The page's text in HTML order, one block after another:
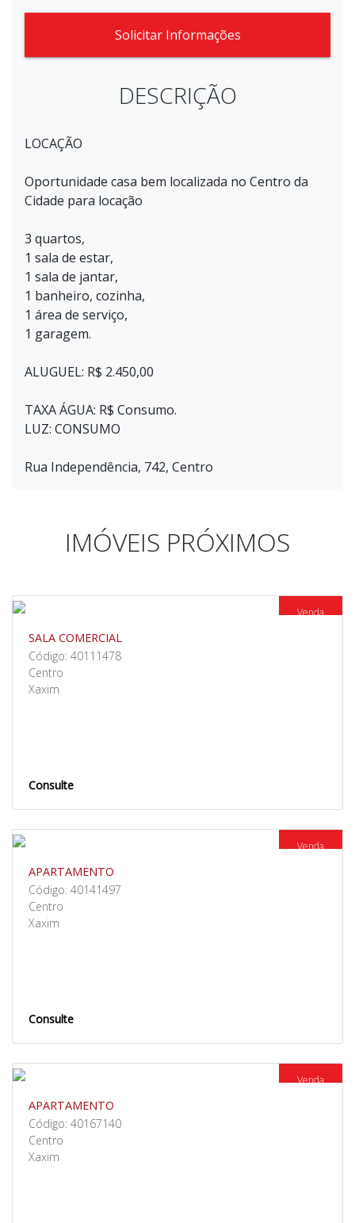
Solicitar Informações
DESCRIÇÃO
LOCAÇÃO
Oportunidade casa bem localizada no Centro da
Cidade para locação
3 quartos,
1 sala de estar,
1 sala de jantar,
1 banheiro, cozinha,
1 área de serviço,
1 garagem.
ALUGUEL: R$ 2.450,00
TAXA ÁGUA: R$ Consumo.
LUZ: CONSUMO
Rua Independência, 742, Centro
IMÓVEIS PRÓXIMOS
Venda
SALA COMERCIAL
Código: 40111478
Centro
Xaxim
Consulte
Venda
APARTAMENTO
Código: 40141497
Centro
Xaxim
Consulte
Venda
APARTAMENTO
Código: 40167140
Centro
Xaxim